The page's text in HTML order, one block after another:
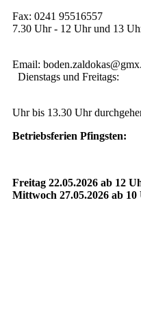
Fax:
7.30 Uhr - 12 Uhr
Email:
Dienstags und Freitags:
Uhr bis 13.30 Uhr
Betriebsferien Pfingsten:
Freitag 22.05.2026 ab 12
Mittwoch 27.05.2026 ab